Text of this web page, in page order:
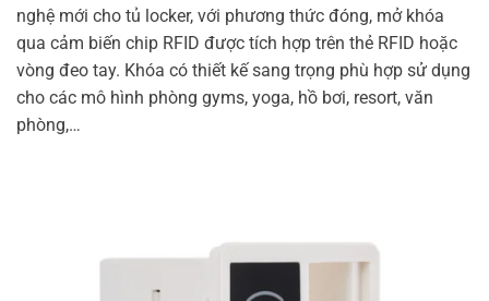
nghệ mới cho tủ locker, với phương thức đóng, mở khóa
qua cảm biến chip RFID được tích hợp trên thẻ RFID hoặc
vòng đeo tay. Khóa có thiết kế sang trọng phù hợp sử dụng
cho các mô hình phòng gyms, yoga, hồ bơi, resort, văn
phòng,…